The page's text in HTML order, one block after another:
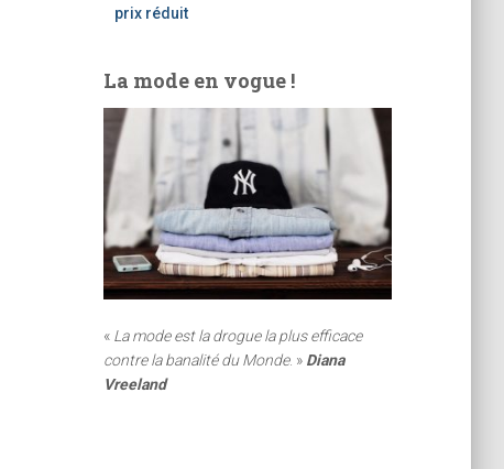
prix réduit
La mode en vogue !
« La mode est la drogue la plus efficace
contre la banalité du Monde. » Diana
Vreeland